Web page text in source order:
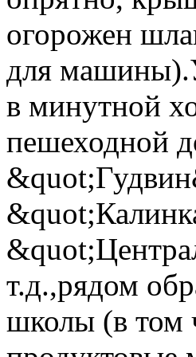
огорожен
для
в минутной
пешеходной
т.д.,рядом
школы (в том